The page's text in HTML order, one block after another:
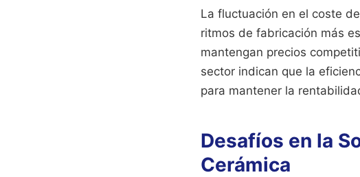
La fluctuación en el coste
ritmos de fabricación más
mantengan precios
sector indican que la
para mantener la
Desafíos en la
Cerámica